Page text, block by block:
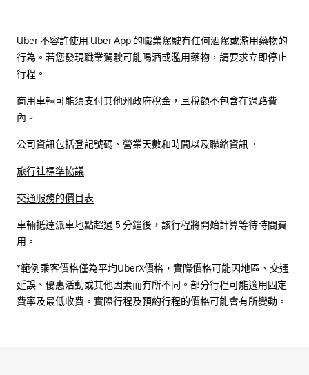
Uber 不容許使用 Uber App 的職業駕駛有任何酒駕或濫用藥物的
行為。若您發現職業駕駛可能喝酒或濫用藥物，請要求立即停止
行程。
商用車輛可能須支付其他州政府稅金，且稅額不包含在過路費
內。
公司資訊包括登記號碼、營業天數和時間以及聯絡資訊。
旅行社標準協議
交通服務的價目表
車輛抵達派車地點超過 5 分鐘後，該行程將開始計算等待時間費
用。
*範例乘客價格僅為平均UberX價格，實際價格可能因地區、交通
延誤、優惠活動或其他因素而有所不同。部分行程可能適用固定
費率及最低收費。實際行程及預約行程的價格可能會有所變動。